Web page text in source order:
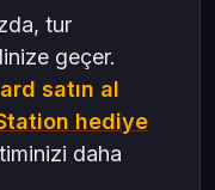
tur
geçer.
satın al
hediye
daha